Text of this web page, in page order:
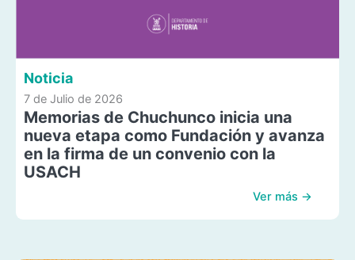
Noticia
7 de Julio de 2026
Memorias de Chuchunco inicia una
nueva etapa como Fundación y avanza
en la firma de un convenio con la
USACH
Ver más →